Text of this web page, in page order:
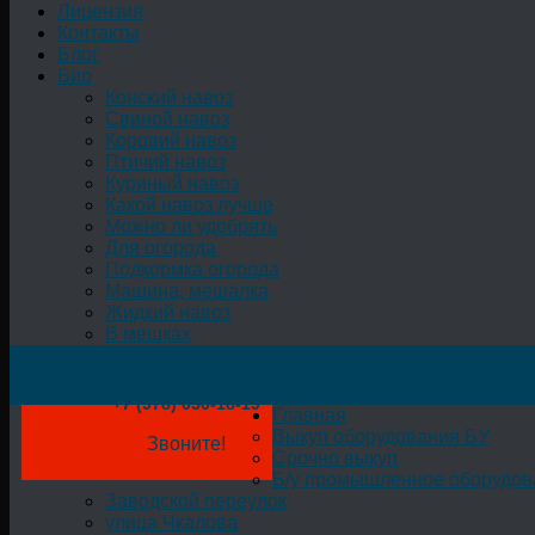
Лицензия
Контакты
Блог
Био
Конский навоз
Свиной навоз
Коровий навоз
Птичий навоз
Куриный навоз
Какой навоз лучше
Можно ли удобрять
Для огорода
Подкормка огорода
Машина, мешалка
Жидкий навоз
В мешках
+7 (978) 050-18-19
Звоните!
Главная
Выкуп оборудования БУ
Срочно выкуп
Б/у промышленное
Заводской переулок
улица Чкалова